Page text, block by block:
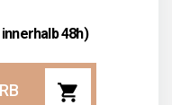
48h)
shopping_cart